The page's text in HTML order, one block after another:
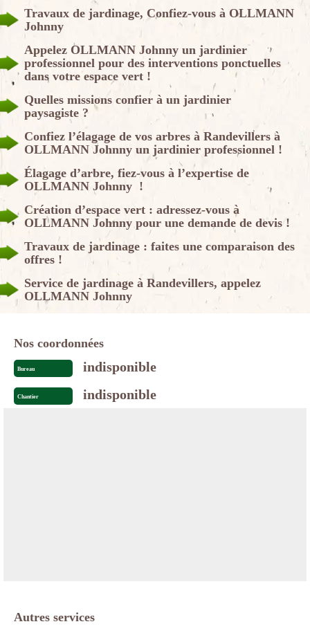
Travaux de jardinage, Confiez-vous à OLLMANN
Johnny
Appelez OLLMANN Johnny un jardinier
professionnel pour des interventions ponctuelles
dans votre espace vert !
Quelles missions confier à un jardinier
paysagiste ?
Confiez l’élagage de vos arbres à Randevillers à
OLLMANN Johnny un jardinier professionnel !
Élagage d’arbre, fiez-vous à l’expertise de
OLLMANN Johnny !
Création d’espace vert : adressez-vous à
OLLMANN Johnny pour une demande de devis !
Travaux de jardinage : faites une comparaison des
offres !
Service de jardinage à Randevillers, appelez
OLLMANN Johnny
Nos coordonnées
Bureau indisponible
Chantier indisponible
Autres services